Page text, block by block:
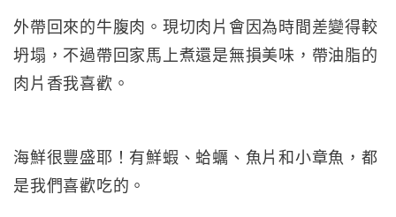
外帶回來的牛腹肉。現切肉片會因為時間差變得較
坍塌，不過帶回家馬上煮還是無損美味，帶油脂的
肉片香我喜歡。
海鮮很豐盛耶！有鮮蝦、蛤蠣、魚片和小章魚，都
是我們喜歡吃的。